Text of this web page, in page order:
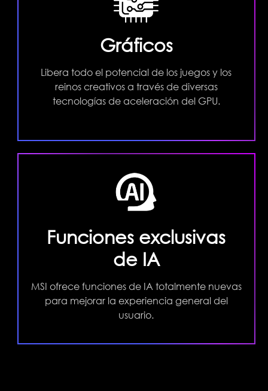
Gráficos
Libera todo el potencial de los juegos y los
reinos creativos a través de diversas
tecnologías de aceleración del GPU.
Funciones exclusivas
de IA
MSI ofrece funciones de IA totalmente nuevas
para mejorar la experiencia general del
usuario.